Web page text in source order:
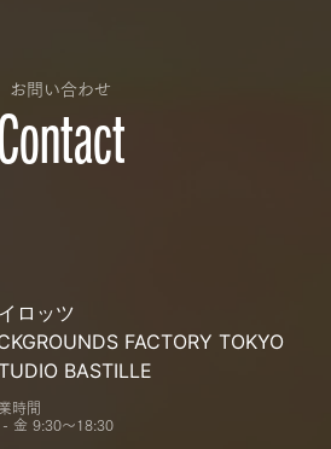
お問い合わせ
ロッツ
FACTORY TOKYO
BASTILLE
時間
金 9:30〜18:30